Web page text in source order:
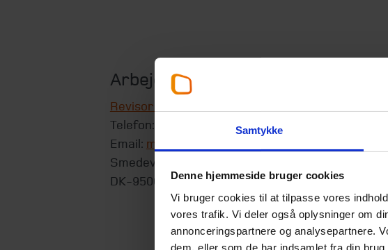
Samtykke
Denne hjemmeside bruger cookies
Vi bruger cookies til at tilpasse vores
vores trafik. Vi deler også oplysninger om
annonceringspartnere og analysepartnere.
dem, eller som de har indsamlet fra din brug
Arbejder her:
Revisor Hobro
Telefon:
+45 98 52 09 99
Email: mariagerfjord@beierholm.dk
Smedevej 1B
DK-9500
Hobro